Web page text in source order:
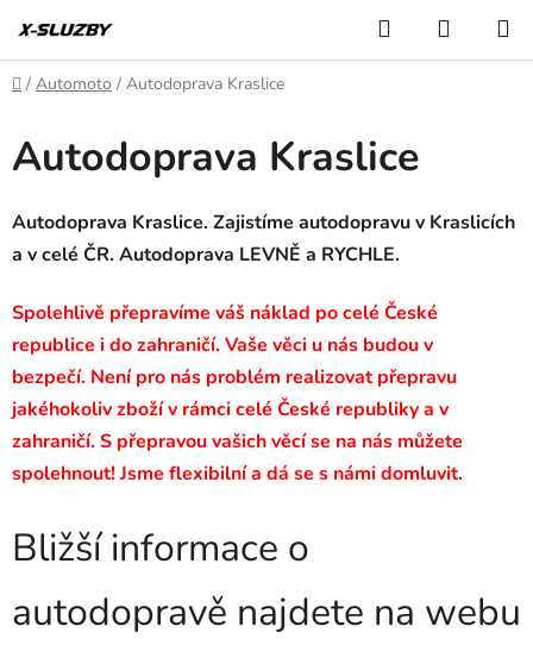
na
obsah
Hledat
KOŠÍK
Domů
/ Automoto / Autodoprava Kraslice
Autodoprava Kraslice
Autodoprava Kraslice. Zajistíme autodopravu v Kraslicích
a v celé ČR. Autodoprava LEVNĚ a RYCHLE.
Spolehlivě přepravíme váš náklad po celé České
republice i do zahraničí. Vaše věci u nás budou v
bezpečí. Není pro nás problém realizovat přepravu
jakéhokoliv zboží v rámci celé České republiky a v
zahraničí. S přepravou vašich věcí se na nás můžete
spolehnout! Jsme flexibilní a dá se s námi domluvit.
Bližší informace o
autodopravě najdete na webu